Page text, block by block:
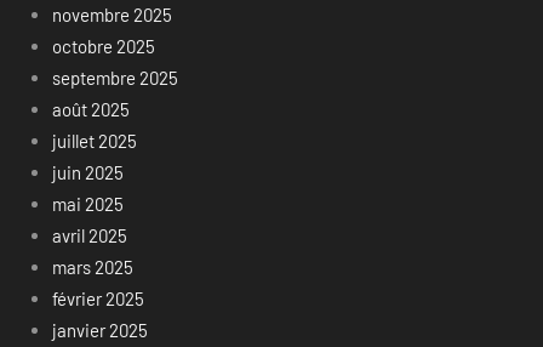
novembre 2025
octobre 2025
septembre 2025
août 2025
juillet 2025
juin 2025
mai 2025
avril 2025
mars 2025
février 2025
janvier 2025